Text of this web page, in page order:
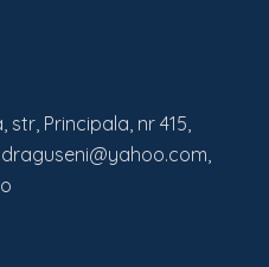
str, Principala, nr 415,